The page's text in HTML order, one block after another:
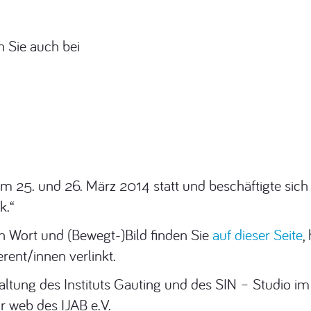
Sie auch bei
25. und 26. März 2014 statt und beschäftigte
Wort und (Bewegt-)Bild finden Sieauf dieser Seite,
innen verlinkt.
des Instituts Gauting und des SIN – Studio
des IJAB e.V.